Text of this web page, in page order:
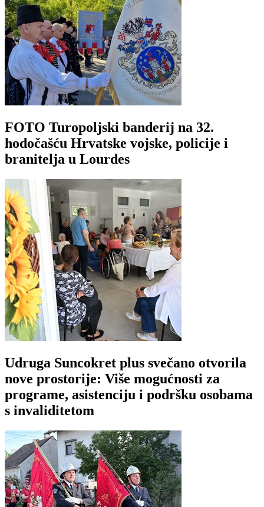
FOTO Turopoljski banderij na 32.
hodočašću Hrvatske vojske, policije i
branitelja u Lourdes
Udruga Suncokret plus svečano otvorila
nove prostorije: Više mogućnosti za
programe, asistenciju i podršku osobama
s invaliditetom